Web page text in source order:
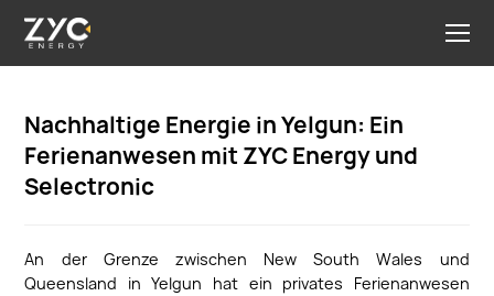
Nachhaltige Energie in Yelgun: Ein
Ferienanwesen mit ZYC Energy und
Selectronic
An der Grenze zwischen New South Wales und
Queensland in Yelgun hat ein privates Ferienanwesen